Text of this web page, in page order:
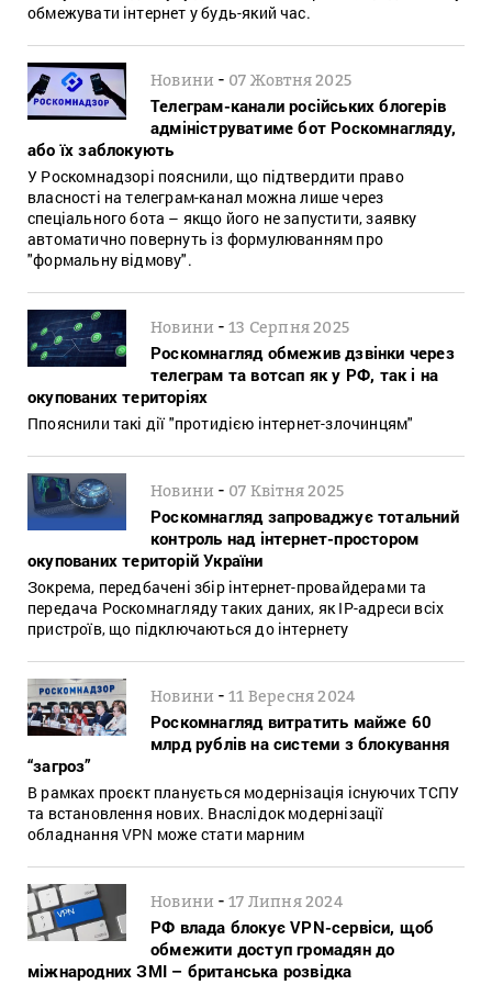
обмежувати інтернет у будь-який час.
Новини - 07 Жовтня 2025
Телеграм-канали російських блогерів
адмініструватиме бот Роскомнагляду,
або їх заблокують
У Роскомнадзорі пояснили, що підтвердити право
власності на телеграм-канал можна лише через
спеціального бота – якщо його не запустити, заявку
автоматично повернуть із формулюванням про
"формальну відмову".
Новини -13 Серпня 2025
Роскомнагляд обмежив дзвінки через
телеграм та вотсап як у РФ, так і на
окупованих територіях
Ппояснили такі дії "протидією інтернет-злочинцям"
Новини - 07 Квітня 2025
Роскомнагляд запроваджує тотальний
контроль над інтернет-простором
окупованих територій України
Зокрема, передбачені збір інтернет-провайдерами та
передача Роскомнагляду таких даних, як IP-адреси всіх
пристроїв, що підключаються до інтернету
Новини -11 Вересня 2024
Роскомнагляд витратить майже 60
млрд рублів на системи з блокування
“загроз”
В рамках проєкт планується модернізація існуючих ТСПУ
та встановлення нових. Внаслідок модернізації
обладнання VPN може стати марним
Новини -17 Липня 2024
РФ влада блокує VPN-сервіси, щоб
обмежити доступ громадян до
міжнародних ЗМІ – британська розвідка